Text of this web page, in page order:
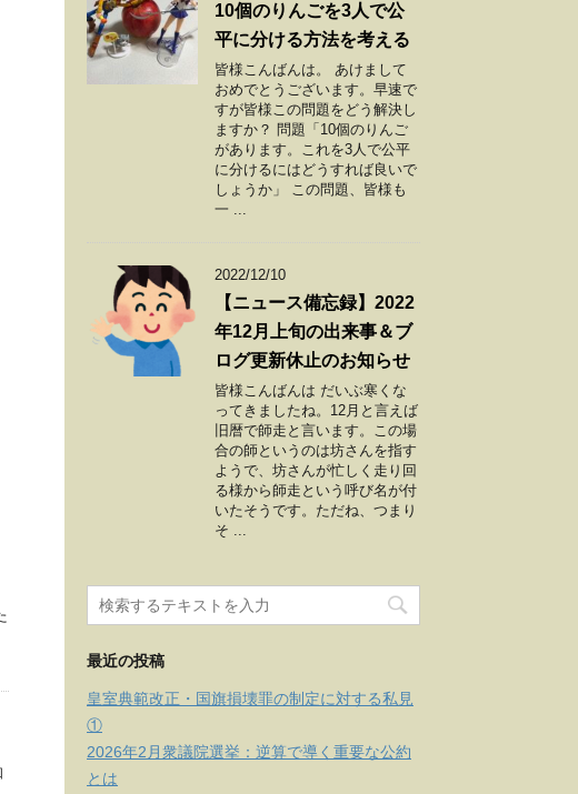
10個のりんごを3人で公
平に分ける方法を考える
皆様こんばんは。 あけまして
おめでとうございます。早速で
すが皆様この問題をどう解決し
ますか？ 問題「10個のりんご
があります。これを3人で公平
に分けるにはどうすれば良いで
しょうか」 この問題、皆様も
一 ...
2022/12/10
【ニュース備忘録】2022
年12月上旬の出来事＆ブ
ログ更新休止のお知らせ
皆様こんばんは だいぶ寒くな
ってきましたね。12月と言えば
旧暦で師走と言います。この場
合の師というのは坊さんを指す
ようで、坊さんが忙しく走り回
る様から師走という呼び名が付
いたそうです。ただね、つまり
そ ...
最近の投稿
皇室典範改正・国旗損壊罪の制定に対する私見
①
2026年2月衆議院選挙：逆算で導く重要な公約
とは